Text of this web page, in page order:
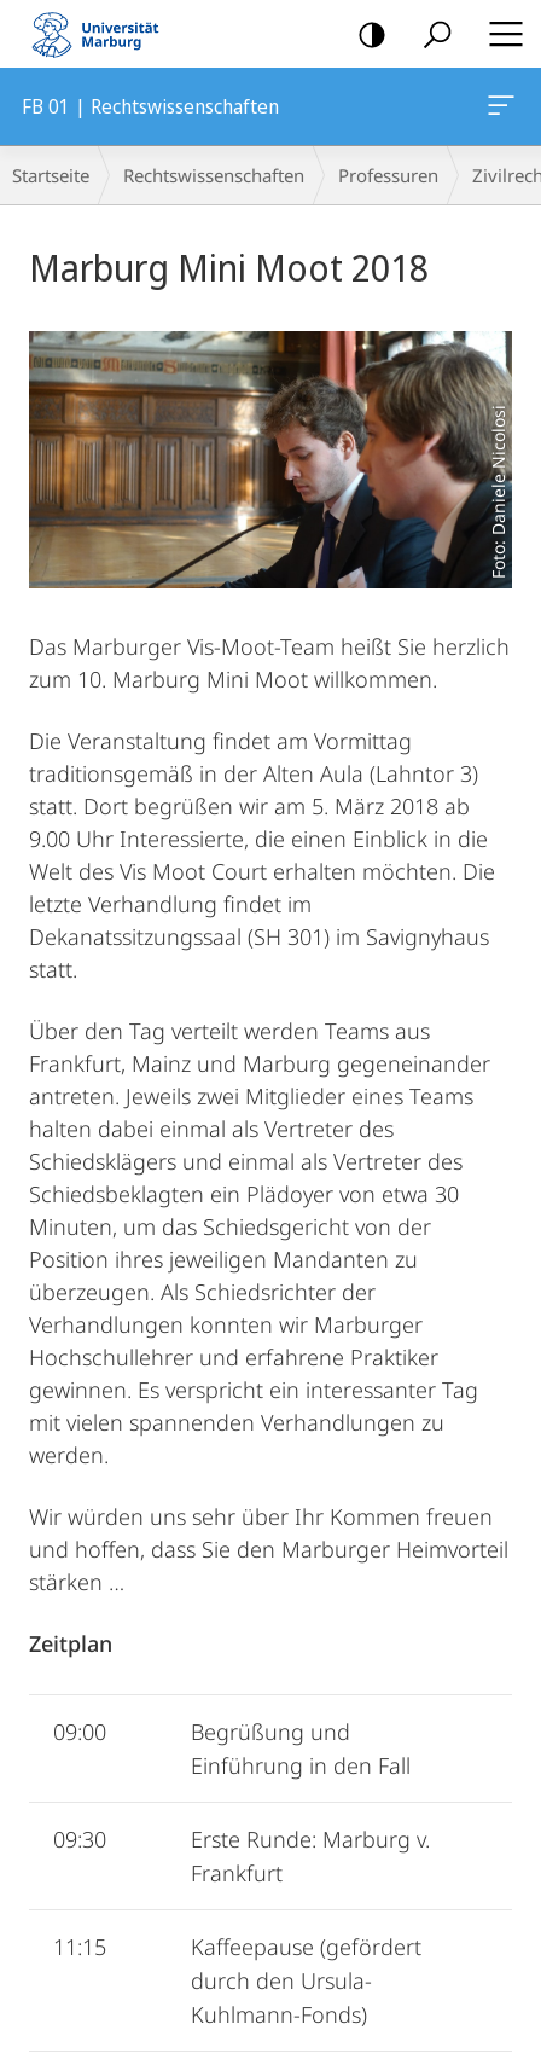
Mobile-
Navigation
FB 01 | Rechtswissenschaften
Breadcrumb-
Navigation
Startseite Rechtswissenschaften Professuren
Marburg Mini Moot 2018
Foto: Daniele Nicolosi
Das Marburger Vis-Moot-Team heißt Sie herzlich
zum 10. Marburg Mini Moot willkommen.
Die Veranstaltung findet am Vormittag
traditionsgemäß in der Alten Aula (Lahntor 3)
statt. Dort begrüßen wir am 5. März 2018 ab
9.00 Uhr Interessierte, die einen Einblick in die
Welt des Vis Moot Court erhalten möchten. Die
letzte Verhandlung findet im
Dekanatssitzungssaal (SH 301) im Savignyhaus
statt.
Über den Tag verteilt werden Teams aus
Frankfurt, Mainz und Marburg gegeneinander
antreten. Jeweils zwei Mitglieder eines Teams
halten dabei einmal als Vertreter des
Schiedsklägers und einmal als Vertreter des
Schiedsbeklagten ein Plädoyer von etwa 30
Minuten, um das Schiedsgericht von der
Position ihres jeweiligen Mandanten zu
überzeugen. Als Schiedsrichter der
Verhandlungen konnten wir Marburger
Hochschullehrer und erfahrene Praktiker
gewinnen. Es verspricht ein interessanter Tag
mit vielen spannenden Verhandlungen zu
werden.
Wir würden uns sehr über Ihr Kommen freuen
und hoffen, dass Sie den Marburger Heimvorteil
stärken …
Zeitplan
09:00
Begrüßung und
Einführung in den Fall
09:30
Erste Runde: Marburg v.
Frankfurt
11:15
Kaffeepause (gefördert
durch den Ursula‐
Kuhlmann‐Fonds)